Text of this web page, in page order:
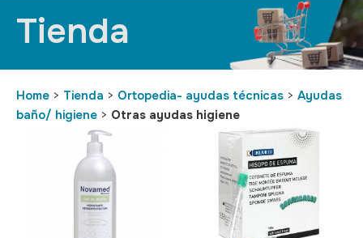
Tienda
Home > Tienda > Ortopedia- ayudas técnicas > Ayudas
baño/ higiene > Otras ayudas higiene